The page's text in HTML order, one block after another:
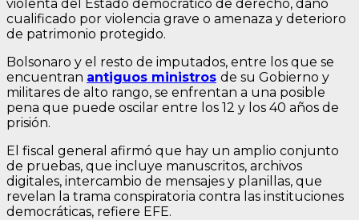
violenta del Estado democrático de derecho, daño
cualificado por violencia grave o amenaza y deterioro
de patrimonio protegido.
Bolsonaro y el resto de imputados, entre los que se
encuentran antiguos ministros de su Gobierno y
militares de alto rango, se enfrentan a una posible
pena que puede oscilar entre los 12 y los 40 años de
prisión.
El fiscal general afirmó que hay un amplio conjunto
de pruebas, que incluye manuscritos, archivos
digitales, intercambio de mensajes y planillas, que
revelan la trama conspiratoria contra las instituciones
democráticas, refiere EFE.